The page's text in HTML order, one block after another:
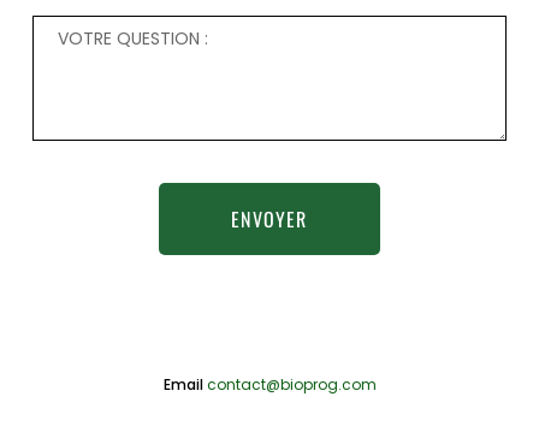
ENVOYER
Emailcontact@bioprog.com